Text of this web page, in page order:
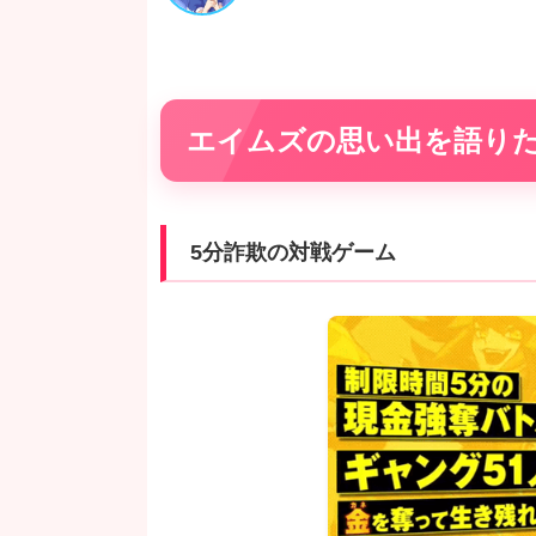
エイムズの思い出を語り
5分詐欺の対戦ゲーム